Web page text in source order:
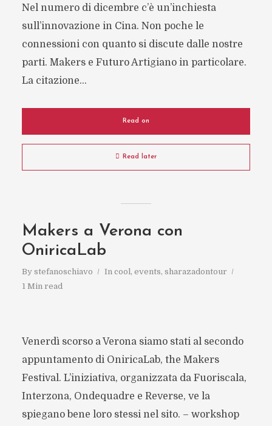
Nel numero di dicembre c’è un’inchiesta
sull’innovazione in Cina. Non poche le
connessioni con quanto si discute dalle nostre
parti. Makers e Futuro Artigiano in particolare.
La citazione...
Read on
Read later
Makers a Verona con
OniricaLab
By stefanoschiavo In cool, events, sharazadontour
1 Min read
Venerdì scorso a Verona siamo stati al secondo
appuntamento di OniricaLab, the Makers
Festival. L’iniziativa, organizzata da Fuoriscala,
Interzona, Ondequadre e Reverse, ve la
spiegano bene loro stessi nel sito. – workshop